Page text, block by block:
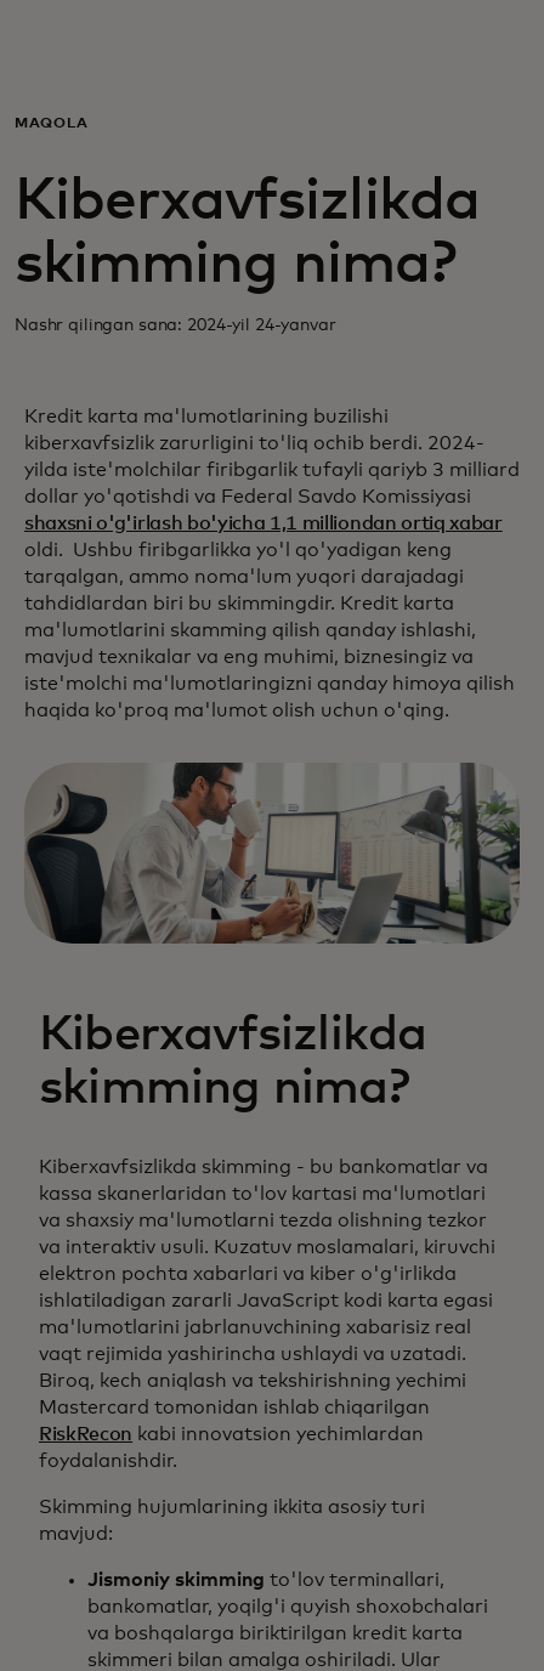
Biznes uchun
Butun dunyo uchun
Innovatorlar uchun
MAQOLA
Kiberxavfsizlikda
skimming nima?
Nashr qilingan sana: 2024-yil 24-yanvar
Kredit karta ma'lumotlarining buzilishi
kiberxavfsizlik zarurligini to'liq ochib berdi. 2024-
yilda iste'molchilar firibgarlik tufayli qariyb 3 milliard
dollar yo'qotishdi va Federal Savdo Komissiyasi
shaxsni o'g'irlash bo'yicha 1,1 milliondan ortiq xabar
oldi. Ushbu firibgarlikka yo'l qo'yadigan keng
tarqalgan, ammo noma'lum yuqori darajadagi
tahdidlardan biri bu skimmingdir. Kredit karta
ma'lumotlarini skamming qilish qanday ishlashi,
mavjud texnikalar va eng muhimi, biznesingiz va
iste'molchi ma'lumotlaringizni qanday himoya qilish
haqida ko'proq ma'lumot olish uchun o'qing.
Kiberxavfsizlikda
skimming nima?
Kiberxavfsizlikda skimming - bu bankomatlar va
kassa skanerlaridan to'lov kartasi ma'lumotlari
va shaxsiy ma'lumotlarni tezda olishning tezkor
va interaktiv usuli. Kuzatuv moslamalari, kiruvchi
elektron pochta xabarlari va kiber o'g'irlikda
ishlatiladigan zararli JavaScript kodi karta egasi
ma'lumotlarini jabrlanuvchining xabarisiz real
vaqt rejimida yashirincha ushlaydi va uzatadi.
Biroq, kech aniqlash va tekshirishning yechimi
Mastercard tomonidan ishlab chiqarilgan
RiskRecon kabi innovatsion yechimlardan
foydalanishdir.
Skimming hujumlarining ikkita asosiy turi
mavjud:
Jismoniy skimming to'lov terminallari,
bankomatlar, yoqilg'i quyish shoxobchalari
va boshqalarga biriktirilgan kredit karta
skimmeri bilan amalga oshiriladi. Ular